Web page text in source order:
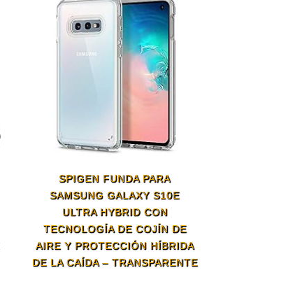
SPIGEN FUNDA PARA
SAMSUNG GALAXY S10E
ULTRA HYBRID CON
TECNOLOGÍA DE COJÍN DE
AIRE Y PROTECCIÓN HÍBRIDA
DE LA CAÍDA – TRANSPARENTE